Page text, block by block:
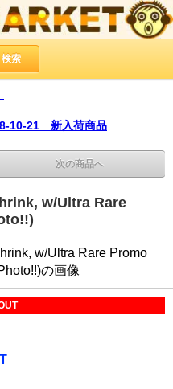
検索
10-21 新入荷商品
次の商品へ
w/Ultra Rare